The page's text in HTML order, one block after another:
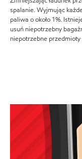
spalanie. Wyjmując
paliwa o około 1%.
usuń niepotrzebny
niepotrzebne przedmioty